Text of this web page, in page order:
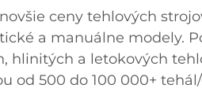
ceny tehlových
a manuálne modely.
hlinitých a letokových
od 500 do 100 000+